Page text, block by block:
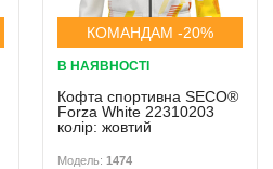
КОМАНДАМ -20%
В НАЯВНОСТІ
Кофта спортивна SECO®
Forza White 22310203
колiр: жовтий
1474